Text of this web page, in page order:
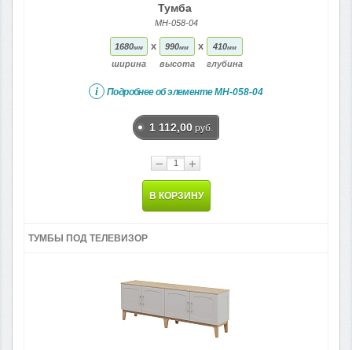
Тумба
МН-058-04
1680мм
ширина
x 990мм
высота
x 410мм
глубина
i Подробнее об элементеМН-058-04
1 112,00 руб.
− +
В КОРЗИНУ
ТУМБЫ ПОД ТЕЛЕВИЗОР